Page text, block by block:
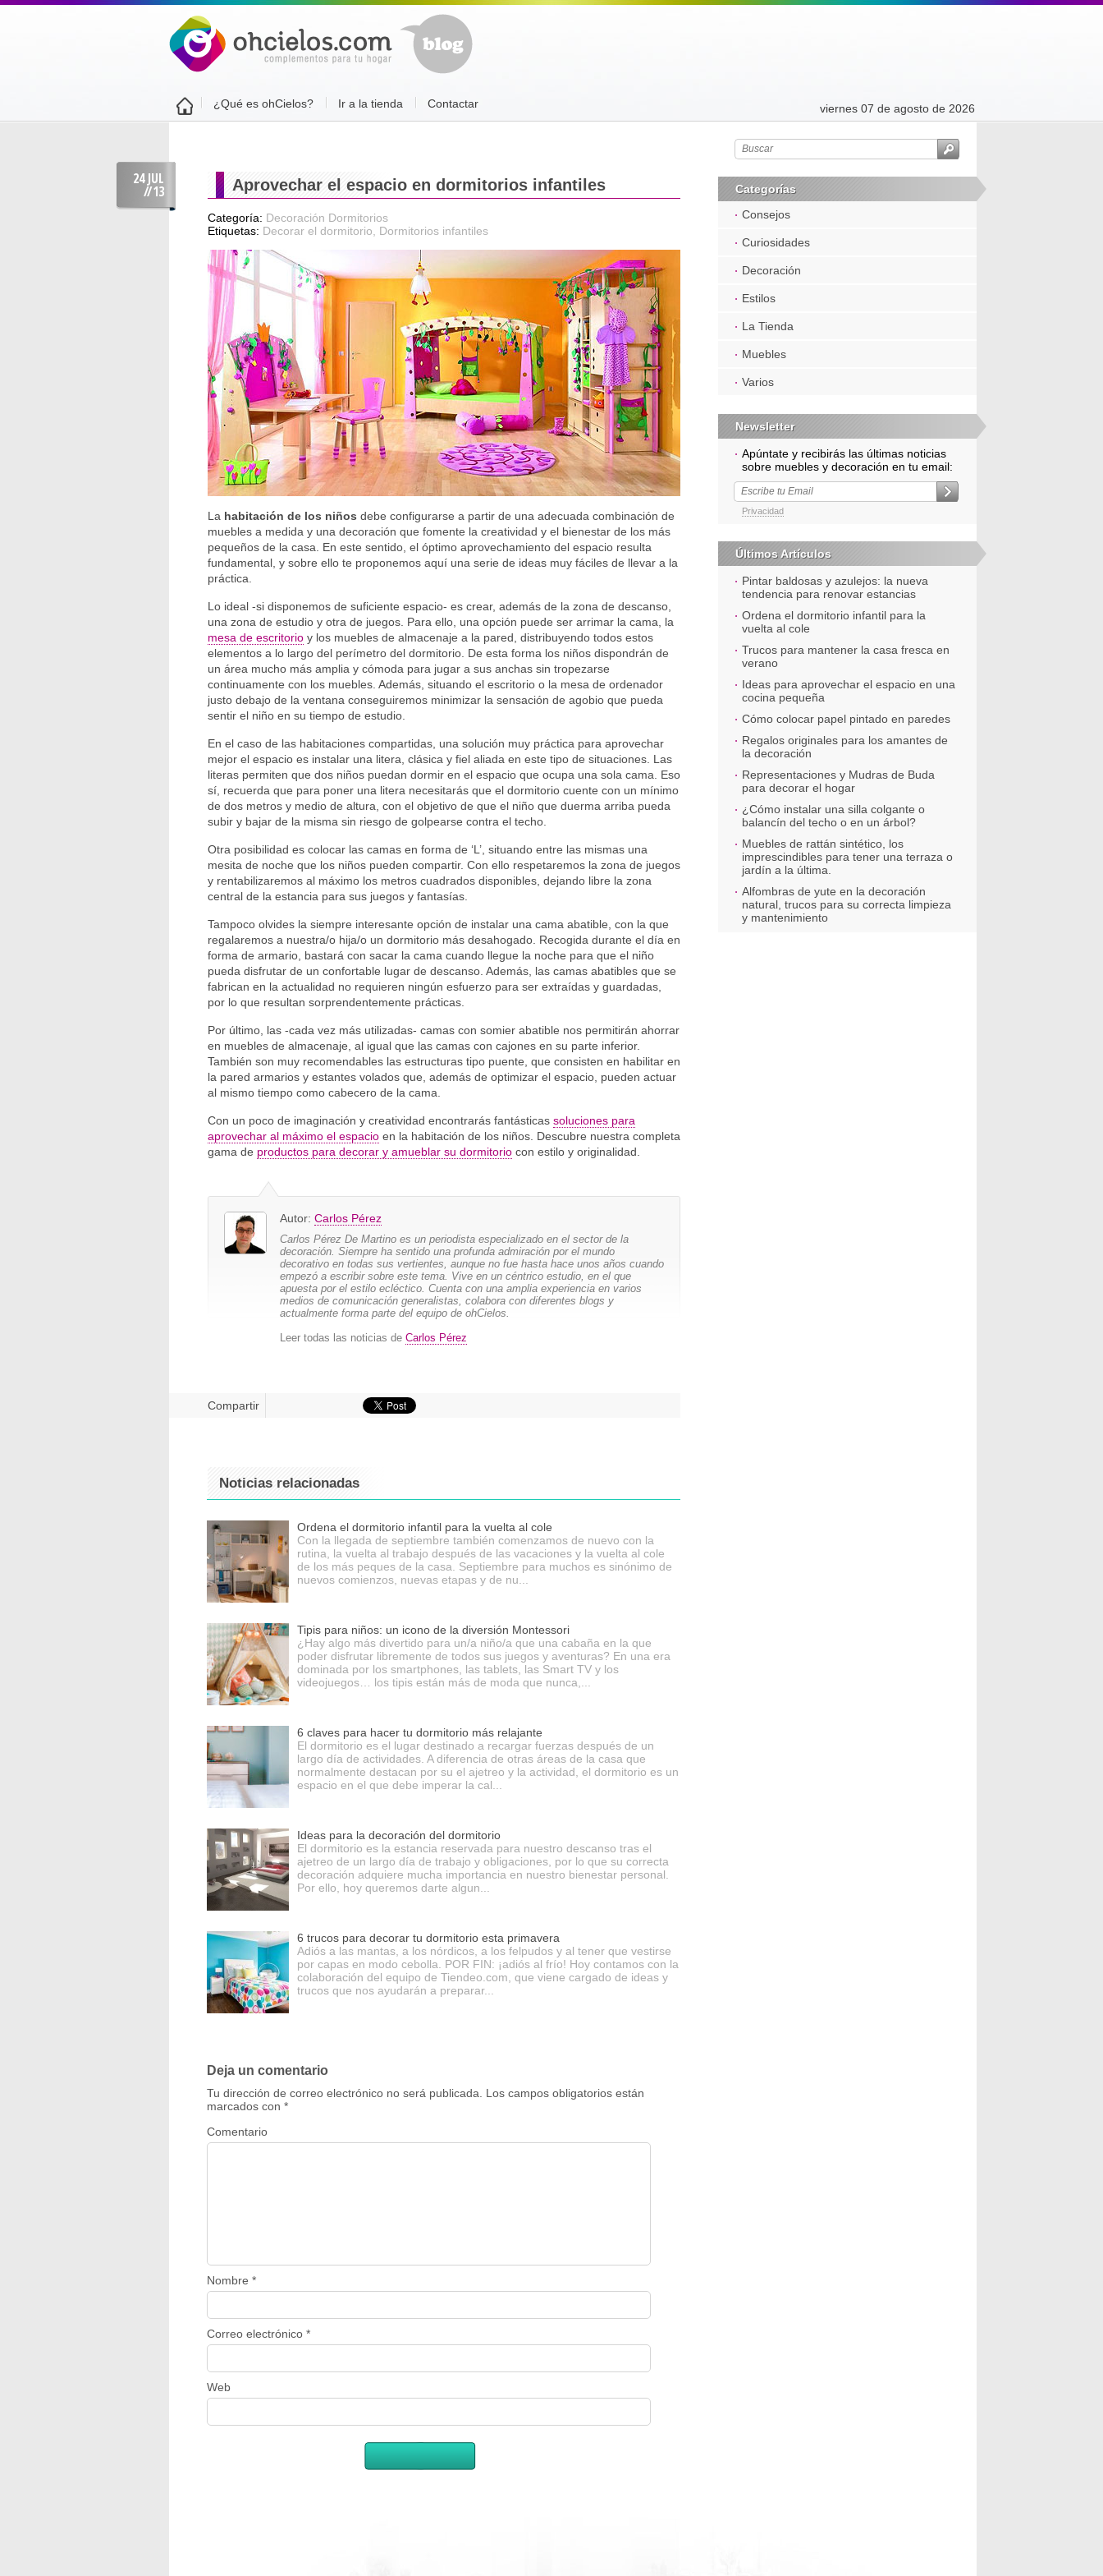
¿Qué es ohCielos? Ir a la tienda Contactar viernes 07 de agosto de 2026
Aprovechar el espacio en dormitorios infantiles
24 JUL
//13
Categoría: Decoración Dormitorios
Etiquetas: Decorar el dormitorio Dormitorios infantiles
La habitación de los niños debe configurarse a partir de una adecuada combinación de
muebles a medida y una decoración que fomente la creatividad y el bienestar de los más
pequeños de la casa. En este sentido, el óptimo aprovechamiento del espacio resulta
fundamental, y sobre ello te proponemos aquí una serie de ideas muy fáciles de llevar a la
práctica.
Lo ideal -si disponemos de suficiente espacio- es crear, además de la zona de descanso,
una zona de estudio y otra de juegos. Para ello, una opción puede ser arrimar la cama, la
mesa de escritorio y los muebles de almacenaje a la pared, distribuyendo todos estos
elementos a lo largo del perímetro del dormitorio. De esta forma los niños dispondrán de
un área mucho más amplia y cómoda para jugar a sus anchas sin tropezarse
continuamente con los muebles. Además, situando el escritorio o la mesa de ordenador
justo debajo de la ventana conseguiremos minimizar la sensación de agobio que pueda
sentir el niño en su tiempo de estudio.
En el caso de las habitaciones compartidas, una solución muy práctica para aprovechar
mejor el espacio es instalar una litera, clásica y fiel aliada en este tipo de situaciones. Las
literas permiten que dos niños puedan dormir en el espacio que ocupa una sola cama. Eso
sí, recuerda que para poner una litera necesitarás que el dormitorio cuente con un mínimo
de dos metros y medio de altura, con el objetivo de que el niño que duerma arriba pueda
subir y bajar de la misma sin riesgo de golpearse contra el techo.
Otra posibilidad es colocar las camas en forma de ‘L’, situando entre las mismas una
mesita de noche que los niños pueden compartir. Con ello respetaremos la zona de juegos
y rentabilizaremos al máximo los metros cuadrados disponibles, dejando libre la zona
central de la estancia para sus juegos y fantasías.
Tampoco olvides la siempre interesante opción de instalar una cama abatible, con la que
regalaremos a nuestra/o hija/o un dormitorio más desahogado. Recogida durante el día en
forma de armario, bastará con sacar la cama cuando llegue la noche para que el niño
pueda disfrutar de un confortable lugar de descanso. Además, las camas abatibles que se
fabrican en la actualidad no requieren ningún esfuerzo para ser extraídas y guardadas,
por lo que resultan sorprendentemente prácticas.
Por último, las -cada vez más utilizadas- camas con somier abatible nos permitirán ahorrar
en muebles de almacenaje, al igual que las camas con cajones en su parte inferior.
También son muy recomendables las estructuras tipo puente, que consisten en habilitar en
la pared armarios y estantes volados que, además de optimizar el espacio, pueden actuar
al mismo tiempo como cabecero de la cama.
Con un poco de imaginación y creatividad encontrarás fantásticas soluciones para
aprovechar al máximo el espacio en la habitación de los niños. Descubre nuestra completa
gama de productos para decorar y amueblar su dormitorio con estilo y originalidad.
Autor: Carlos Pérez
Carlos Pérez De Martino es un periodista especializado en el sector de la
decoración. Siempre ha sentido una profunda admiración por el mundo
decorativo en todas sus vertientes, aunque no fue hasta hace unos años cuando
empezó a escribir sobre este tema. Vive en un céntrico estudio, en el que
apuesta por el estilo ecléctico. Cuenta con una amplia experiencia en varios
medios de comunicación generalistas, colabora con diferentes blogs y
actualmente forma parte del equipo de ohCielos.
Leer todas las noticias de Carlos Pérez
Compartir
Noticias relacionadas
Ordena el dormitorio infantil para la vuelta al cole
Con la llegada de septiembre también comenzamos de nuevo con la
rutina, la vuelta al trabajo después de las vacaciones y la vuelta al cole
de los más peques de la casa. Septiembre para muchos es sinónimo de
nuevos comienzos, nuevas etapas y de nu...
Tipis para niños: un icono de la diversión Montessori
¿Hay algo más divertido para un/a niño/a que una cabaña en la que
poder disfrutar libremente de todos sus juegos y aventuras? En una era
dominada por los smartphones, las tablets, las Smart TV y los
videojuegos… los tipis están más de moda que nunca,...
6 claves para hacer tu dormitorio más relajante
El dormitorio es el lugar destinado a recargar fuerzas después de un
largo día de actividades. A diferencia de otras áreas de la casa que
normalmente destacan por su el ajetreo y la actividad, el dormitorio es un
espacio en el que debe imperar la cal...
Ideas para la decoración del dormitorio
El dormitorio es la estancia reservada para nuestro descanso tras el
ajetreo de un largo día de trabajo y obligaciones, por lo que su correcta
decoración adquiere mucha importancia en nuestro bienestar personal.
Por ello, hoy queremos darte algun...
6 trucos para decorar tu dormitorio esta primavera
Adiós a las mantas, a los nórdicos, a los felpudos y al tener que vestirse
por capas en modo cebolla. POR FIN: ¡adiós al frío! Hoy contamos con la
colaboración del equipo de Tiendeo.com, que viene cargado de ideas y
trucos que nos ayudarán a preparar...
Deja un comentario
Tu dirección de correo electrónico no será publicada.
Los campos obligatorios están
marcados con *
Comentario
Nombre *
Correo electrónico *
Web
Categorías
Consejos
Curiosidades
Decoración
Estilos
La Tienda
Muebles
Varios
Newsletter
Apúntate y recibirás las últimas noticias
sobre muebles y decoración en tu email:
Privacidad
Últimos Artículos
Pintar baldosas y azulejos: la nueva
tendencia para renovar estancias
Ordena el dormitorio infantil para la
vuelta al cole
Trucos para mantener la casa fresca en
verano
Ideas para aprovechar el espacio en una
cocina pequeña
Cómo colocar papel pintado en paredes
Regalos originales para los amantes de
la decoración
Representaciones y Mudras de Buda
para decorar el hogar
¿Cómo instalar una silla colgante o
balancín del techo o en un árbol?
Muebles de rattán sintético, los
imprescindibles para tener una terraza o
jardín a la última.
Alfombras de yute en la decoración
natural, trucos para su correcta limpieza
y mantenimiento